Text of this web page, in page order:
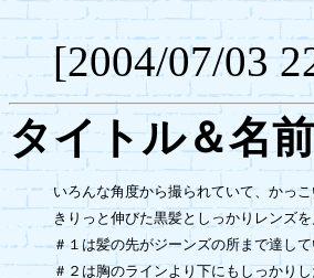
[2004/07/03
タイトル＆名
いろんな角度から撮られていて、かっこ
きりっと伸びた黒髪としっかりレンズ
＃１は髪の先がジーンズの所まで達し
＃２は胸のラインより下にもしっかり